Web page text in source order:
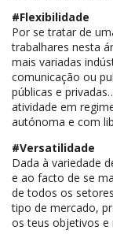
#Flexibilidade
Por se tratar de
trabalhares nesta
mais variadas
comunicação ou
públicas e
atividade em
autónoma e com
#Versatilidade
Dada à variedade
e ao facto de se
de todos os
tipo de mercado,
os teus objetivos e